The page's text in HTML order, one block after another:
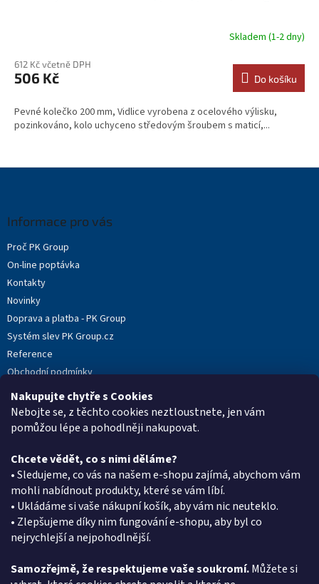
Nakupujte chytře s Cookies
Nebojte se, z těchto cookies neztloustnete, jen vám
pomůžou lépe a pohodlněji nakupovat.
Chcete vědět, co s nimi děláme?
• Sledujeme, co vás na našem e-shopu zajímá, abychom vám
mohli nabídnout produkty, které se vám líbí.
• Ukládáme si vaše nákupní košík, aby vám nic neuteklo.
• Zlepšujeme díky nim fungování e-shopu, aby byl co
nejrychlejší a nejpohodlnější.
Samozřejmě, že respektujeme vaše soukromí.Můžete si
Skladem (1-2 dny)
612 Kč včetně DPH
506 Kč Do košíku
Pevné kolečko 200 mm, Vidlice vyrobena z ocelového výlisku,
pozinkováno, kolo uchyceno středovým šroubem s maticí,...
Informace pro vás
Proč PK Group
On-line poptávka
Kontakty
Novinky
Doprava a platba - PK Group
Systém slev PK Group.cz
Reference
Obchodní podmínky
Podmínky ochrany osobních údajů
Reklamační protokol
Kontakt
eshop@pkgroup.cz
+420603331993
+420734621131